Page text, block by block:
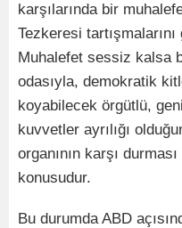
karşılarında bir
Tezkeresi
Muhalefet sessiz kalsa
odasıyla, demokratik
koyabilecek örgütlü,
kuvvetler ayrılığı
organının karşı
konusudur.
Bu durumda ABD